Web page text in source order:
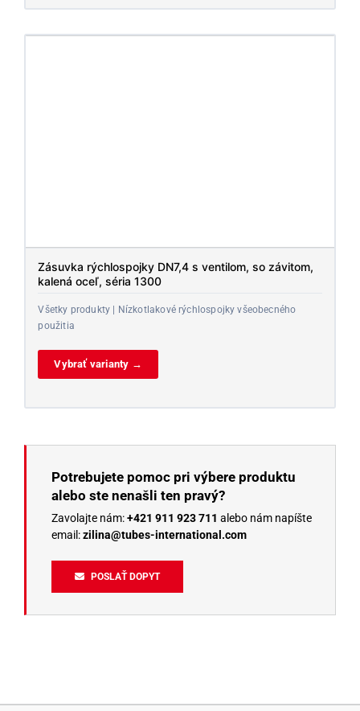
Zásuvka rýchlospojky DN7,4 s ventilom, so závitom,
kalená oceľ, séria 1300
Všetky produkty | Nízkotlakové rýchlospojky všeobecného
použitia
Vybrať varianty →
Potrebujete pomoc pri výbere produktu
alebo ste nenašli ten pravý?
Zavolajte nám:+421 911 923 711 alebo nám napíšte
email:zilina@tubes-international.com
POSLAŤ DOPYT